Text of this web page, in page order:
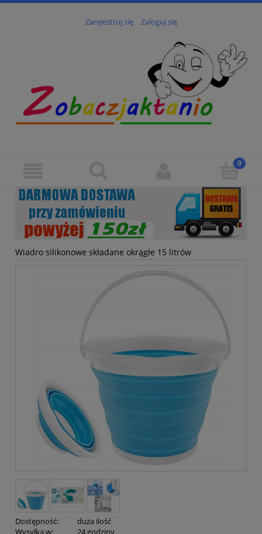
Zarejestruj się Zaloguj się
Wiadro silikonowe składane okrągłe 15 litrów
Dostępność:
duża ilość
Wysyłka w:
24 godziny